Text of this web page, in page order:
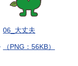
06_大丈夫
（PNG：56KB）